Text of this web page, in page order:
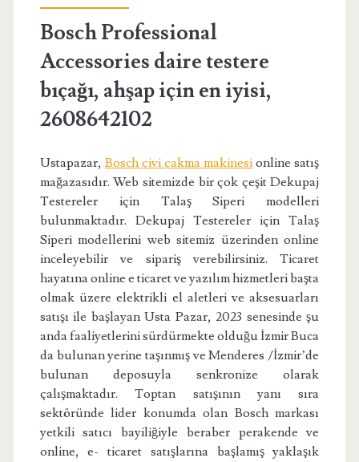
Bosch Professional
Accessories daire testere
bıçağı, ahşap için en iyisi,
2608642102
Ustapazar, Bosch çivi çakma makinesi online satış
mağazasıdır. Web sitemizde bir çok çeşit Dekupaj
Testereler için Talaş Siperi modelleri
bulunmaktadır. Dekupaj Testereler için Talaş
Siperi modellerini web sitemiz üzerinden online
inceleyebilir ve sipariş verebilirsiniz. Ticaret
hayatına online e ticaret ve yazılım hizmetleri başta
olmak üzere elektrikli el aletleri ve aksesuarları
satışı ile başlayan Usta Pazar, 2023 senesinde şu
anda faaliyetlerini sürdürmekte olduğu İzmir Buca
da bulunan yerine taşınmış ve Menderes /İzmir’de
bulunan deposuyla senkronize olarak
çalışmaktadır. Toptan satışının yanı sıra
sektöründe lider konumda olan Bosch markası
yetkili satıcı bayiliğiyle beraber perakende ve
online, e- ticaret satışlarına başlamış yaklaşık